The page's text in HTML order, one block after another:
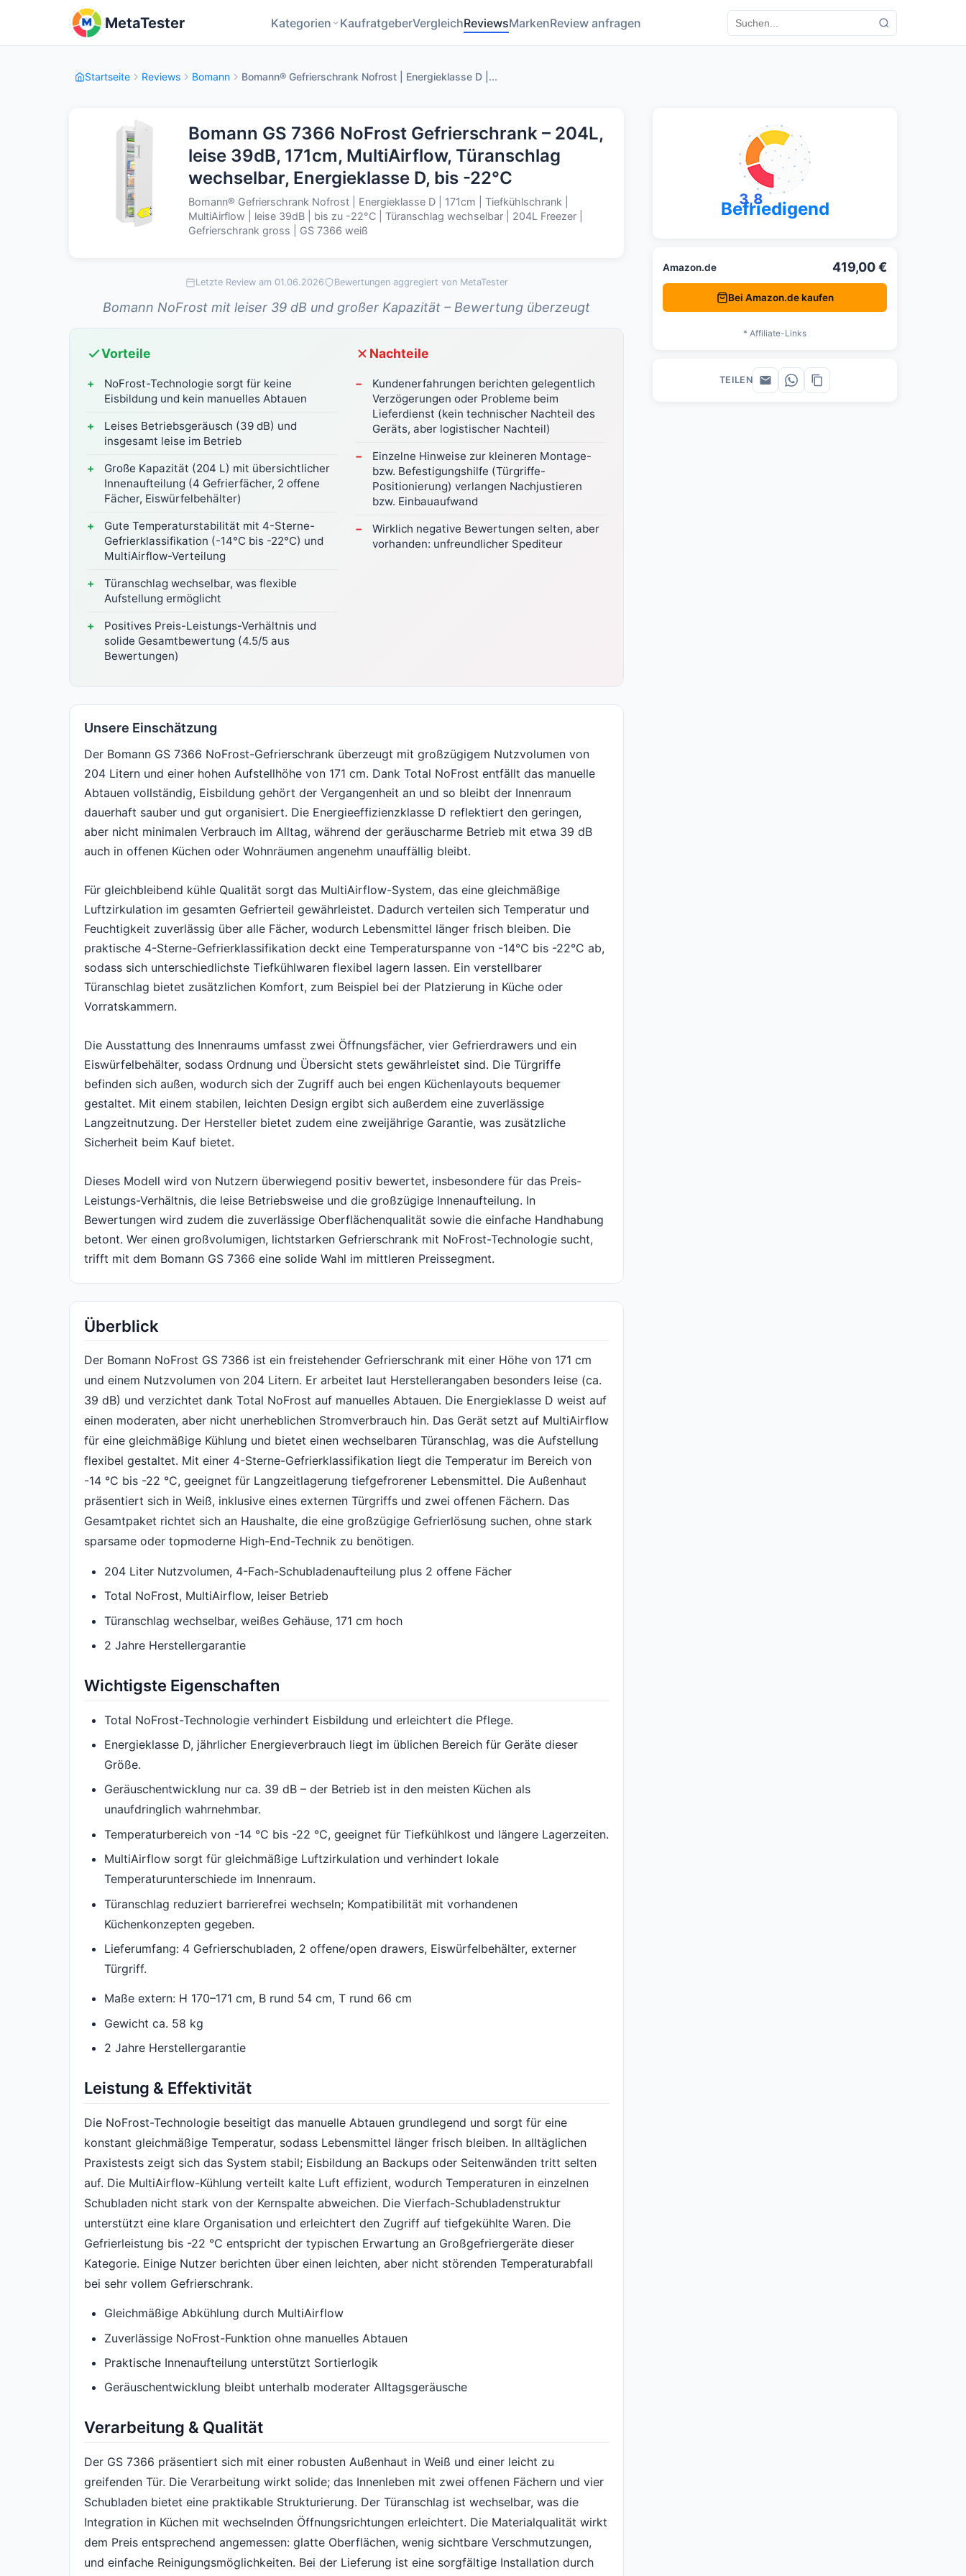
MetaTester Kategorien KaufratgeberVergleichReviewsMarkenReview anfragen
Startseite Reviews Bomann Bomann® Gefrierschrank Nofrost | Energieklasse D |...
Bomann GS 7366 NoFrost Gefrierschrank – 204L,
leise 39dB, 171cm, MultiAirflow, Türanschlag
wechselbar, Energieklasse D, bis -22°C
Bomann® Gefrierschrank Nofrost | Energieklasse D | 171cm | Tiefkühlschrank |
MultiAirflow | leise 39dB | bis zu -22°C | Türanschlag wechselbar | 204L Freezer |
Gefrierschrank gross | GS 7366 weiß
Letzte Review am 01.06.2026 Bewertungen aggregiert von MetaTester
Bomann NoFrost mit leiser 39 dB und großer Kapazität – Bewertung überzeugt
Vorteile
NoFrost-Technologie sorgt für keine
Eisbildung und kein manuelles Abtauen
Leises Betriebsgeräusch (39 dB) und
insgesamt leise im Betrieb
Große Kapazität (204 L) mit übersichtlicher
Innenaufteilung (4 Gefrierfächer, 2 offene
Fächer, Eiswürfelbehälter)
Gute Temperaturstabilität mit 4-Sterne-
Gefrierklassifikation (-14°C bis -22°C) und
MultiAirflow-Verteilung
Türanschlag wechselbar, was flexible
Aufstellung ermöglicht
Positives Preis-Leistungs-Verhältnis und
solide Gesamtbewertung (4.5/5 aus
Bewertungen)
Nachteile
Kundenerfahrungen berichten gelegentlich
Verzögerungen oder Probleme beim
Lieferdienst (kein technischer Nachteil des
Geräts, aber logistischer Nachteil)
Einzelne Hinweise zur kleineren Montage-
bzw. Befestigungshilfe (Türgriffe-
Positionierung) verlangen Nachjustieren
bzw. Einbauaufwand
Wirklich negative Bewertungen selten, aber
vorhanden: unfreundlicher Spediteur
Unsere Einschätzung
Der Bomann GS 7366 NoFrost-Gefrierschrank überzeugt mit großzügigem Nutzvolumen von
204 Litern und einer hohen Aufstellhöhe von 171 cm. Dank Total NoFrost entfällt das manuelle
Abtauen vollständig, Eisbildung gehört der Vergangenheit an und so bleibt der Innenraum
dauerhaft sauber und gut organisiert. Die Energieeffizienzklasse D reflektiert den geringen,
aber nicht minimalen Verbrauch im Alltag, während der geräuscharme Betrieb mit etwa 39 dB
auch in offenen Küchen oder Wohnräumen angenehm unauffällig bleibt.
Für gleichbleibend kühle Qualität sorgt das MultiAirflow-System, das eine gleichmäßige
Luftzirkulation im gesamten Gefrierteil gewährleistet. Dadurch verteilen sich Temperatur und
Feuchtigkeit zuverlässig über alle Fächer, wodurch Lebensmittel länger frisch bleiben. Die
praktische 4-Sterne-Gefrierklassifikation deckt eine Temperaturspanne von -14°C bis -22°C ab,
sodass sich unterschiedlichste Tiefkühlwaren flexibel lagern lassen. Ein verstellbarer
Türanschlag bietet zusätzlichen Komfort, zum Beispiel bei der Platzierung in Küche oder
Vorratskammern.
Die Ausstattung des Innenraums umfasst zwei Öffnungsfächer, vier Gefrierdrawers und ein
Eiswürfelbehälter, sodass Ordnung und Übersicht stets gewährleistet sind. Die Türgriffe
befinden sich außen, wodurch sich der Zugriff auch bei engen Küchenlayouts bequemer
gestaltet. Mit einem stabilen, leichten Design ergibt sich außerdem eine zuverlässige
Langzeitnutzung. Der Hersteller bietet zudem eine zweijährige Garantie, was zusätzliche
Sicherheit beim Kauf bietet.
Dieses Modell wird von Nutzern überwiegend positiv bewertet, insbesondere für das Preis-
Leistungs-Verhältnis, die leise Betriebsweise und die großzügige Innenaufteilung. In
Bewertungen wird zudem die zuverlässige Oberflächenqualität sowie die einfache Handhabung
betont. Wer einen großvolumigen, lichtstarken Gefrierschrank mit NoFrost-Technologie sucht,
trifft mit dem Bomann GS 7366 eine solide Wahl im mittleren Preissegment.
Überblick
Der Bomann NoFrost GS 7366 ist ein freistehender Gefrierschrank mit einer Höhe von 171 cm
und einem Nutzvolumen von 204 Litern. Er arbeitet laut Herstellerangaben besonders leise (ca.
39 dB) und verzichtet dank Total NoFrost auf manuelles Abtauen. Die Energieklasse D weist auf
einen moderaten, aber nicht unerheblichen Stromverbrauch hin. Das Gerät setzt auf MultiAirflow
für eine gleichmäßige Kühlung und bietet einen wechselbaren Türanschlag, was die Aufstellung
flexibel gestaltet. Mit einer 4-Sterne-Gefrierklassifikation liegt die Temperatur im Bereich von
-14 °C bis -22 °C, geeignet für Langzeitlagerung tiefgefrorener Lebensmittel. Die Außenhaut
präsentiert sich in Weiß, inklusive eines externen Türgriffs und zwei offenen Fächern. Das
Gesamtpaket richtet sich an Haushalte, die eine großzügige Gefrierlösung suchen, ohne stark
sparsame oder topmoderne High-End-Technik zu benötigen.
204 Liter Nutzvolumen, 4-Fach-Schubladenaufteilung plus 2 offene Fächer
Total NoFrost, MultiAirflow, leiser Betrieb
Türanschlag wechselbar, weißes Gehäuse, 171 cm hoch
2 Jahre Herstellergarantie
Wichtigste Eigenschaften
Total NoFrost-Technologie verhindert Eisbildung und erleichtert die Pflege.
Energieklasse D, jährlicher Energieverbrauch liegt im üblichen Bereich für Geräte dieser
Größe.
Geräuschentwicklung nur ca. 39 dB – der Betrieb ist in den meisten Küchen als
unaufdringlich wahrnehmbar.
Temperaturbereich von -14 °C bis -22 °C, geeignet für Tiefkühlkost und längere Lagerzeiten.
MultiAirflow sorgt für gleichmäßige Luftzirkulation und verhindert lokale
Temperaturunterschiede im Innenraum.
Türanschlag reduziert barrierefrei wechseln; Kompatibilität mit vorhandenen
Küchenkonzepten gegeben.
Lieferumfang: 4 Gefrierschubladen, 2 offene/open drawers, Eiswürfelbehälter, externer
Türgriff.
Maße extern: H 170–171 cm, B rund 54 cm, T rund 66 cm
Gewicht ca. 58 kg
2 Jahre Herstellergarantie
Leistung & Effektivität
Die NoFrost-Technologie beseitigt das manuelle Abtauen grundlegend und sorgt für eine
konstant gleichmäßige Temperatur, sodass Lebensmittel länger frisch bleiben. In alltäglichen
Praxistests zeigt sich das System stabil; Eisbildung an Backups oder Seitenwänden tritt selten
auf. Die MultiAirflow-Kühlung verteilt kalte Luft effizient, wodurch Temperaturen in einzelnen
Schubladen nicht stark von der Kernspalte abweichen. Die Vierfach-Schubladenstruktur
unterstützt eine klare Organisation und erleichtert den Zugriff auf tiefgekühlte Waren. Die
Gefrierleistung bis -22 °C entspricht der typischen Erwartung an Großgefriergeräte dieser
Kategorie. Einige Nutzer berichten über einen leichten, aber nicht störenden Temperaturabfall
bei sehr vollem Gefrierschrank.
Gleichmäßige Abkühlung durch MultiAirflow
Zuverlässige NoFrost-Funktion ohne manuelles Abtauen
Praktische Innenaufteilung unterstützt Sortierlogik
Geräuschentwicklung bleibt unterhalb moderater Alltagsgeräusche
Verarbeitung & Qualität
Der GS 7366 präsentiert sich mit einer robusten Außenhaut in Weiß und einer leicht zu
greifenden Tür. Die Verarbeitung wirkt solide; das Innenleben mit zwei offenen Fächern und vier
Schubladen bietet eine praktikable Strukturierung. Der Türanschlag ist wechselbar, was die
Integration in Küchen mit wechselnden Öffnungsrichtungen erleichtert. Die Materialqualität wirkt
dem Preis entsprechend angemessen: glatte Oberflächen, wenig sichtbare Verschmutzungen,
und einfache Reinigungsmöglichkeiten. Bei der Lieferung ist eine sorgfältige Installation durch
3,8
Befriedigend
Amazon.de 419,00 €
Bei Amazon.de kaufen
* Affiliate-Links
TEILEN